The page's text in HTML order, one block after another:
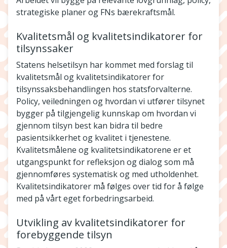
strategiske planer og FNs bærekraftsmål.
Kvalitetsmål og kvalitetsindikatorer for
tilsynssaker
Statens helsetilsyn har kommet med forslag til
kvalitetsmål og kvalitetsindikatorer for
tilsynssaksbehandlingen hos statsforvalterne.
Policy, veiledningen og hvordan vi utfører tilsynet
bygger på tilgjengelig kunnskap om hvordan vi
gjennom tilsyn best kan bidra til bedre
pasientsikkerhet og kvalitet i tjenestene.
Kvalitetsmålene og kvalitetsindikatorene er et
utgangspunkt for refleksjon og dialog som må
gjennomføres systematisk og med utholdenhet.
Kvalitetsindikatorer må følges over tid for å følge
med på vårt eget forbedringsarbeid.
Utvikling av kvalitetsindikatorer for
forebyggende tilsyn